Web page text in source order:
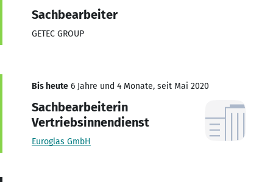
Sachbearbeiter
GETEC GROUP
Bis heute 6 Jahre und 4 Monate, seit Mai 2020
Sachbearbeiterin
Vertriebsinnendienst
Euroglas GmbH